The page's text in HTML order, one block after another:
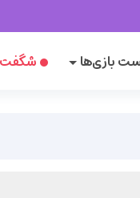
بازی‌ها